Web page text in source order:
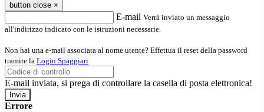
button close ×
E-mail Verrà inviato un messaggio
all'indirizzo indicato con le istruzioni necessarie.
Non hai una e-mail associata al nome utente? Effettua il reset della password
tramite la Login Spaggiari
E-mail inviata, si prega di controllare la casella di posta elettronica!
Errore